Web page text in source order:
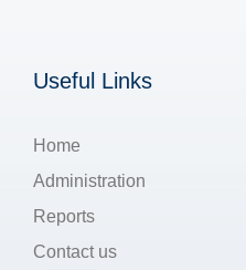
Useful Links
Home
Administration
Reports
Contact us